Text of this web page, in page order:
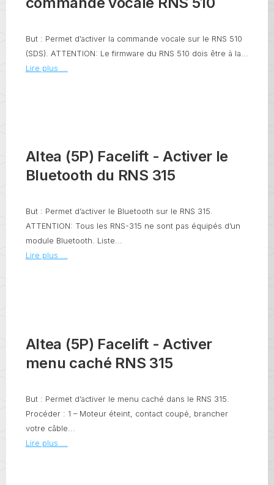
But : Permet d’activer la commande vocale sur le RNS 510
(SDS). ATTENTION: Le firmware du RNS 510 dois être à la...
Lire plus ...
Altea (5P) Facelift - Activer le
Bluetooth du RNS 315
But : Permet d’activer le Bluetooth sur le RNS 315.
ATTENTION: Tous les RNS-315 ne sont pas équipés d’un
module Bluetooth. Liste...
Lire plus ...
Altea (5P) Facelift - Activer
menu caché RNS 315
But : Permet d’activer le menu caché dans le RNS 315.
Procéder : 1 – Moteur éteint, contact coupé, brancher
votre câble...
Lire plus ...